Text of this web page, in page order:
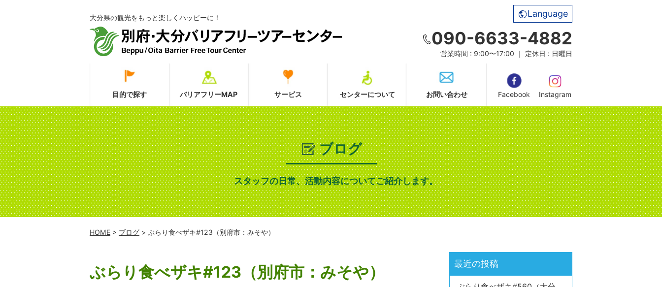
大分県の観光をもっと楽しくハッピーに！ Language
090-6633-4882
営業時間 : 9:00〜17:00 ｜ 定休日 : 日曜日
目的で探す バリアフリーMAP サービス センターについて お問い合わせ Facebook Instagram
ブログ
スタッフの日常、活動内容についてご紹介します。
HOME > ブログ > ぶらり食べザキ#123（別府市：みそや）
ぶらり食べザキ#123（別府市：みそや） 最近の投稿